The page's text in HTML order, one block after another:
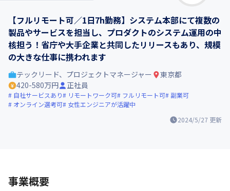
【フルリモート可／1日7h勤務】システム本部にて複数の
製品やサービスを担当し、プロダクトのシステム運用の中
核担う！省庁や大手企業と共同したリリースもあり、規模
の大きな仕事に携われます
2024/5/27 更新
テックリード、プロジェクトマネージャー
東京都
420-580万円
正社員
自社サービスあり リモートワーク可 フルリモート可
副業可
オンライン選考可
女性エンジニアが活躍中
事業概要